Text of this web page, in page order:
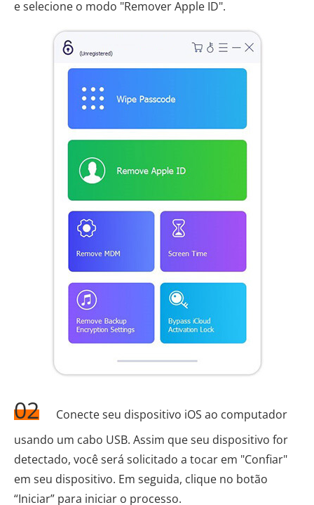
e selecione o modo "Remover Apple ID".
02
Conecte seu dispositivo iOS ao computador
usando um cabo USB. Assim que seu dispositivo for
detectado, você será solicitado a tocar em "Confiar"
em seu dispositivo. Em seguida, clique no botão
“Iniciar” para iniciar o processo.